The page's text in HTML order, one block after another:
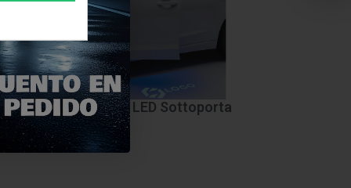
o
LED Sottoporta